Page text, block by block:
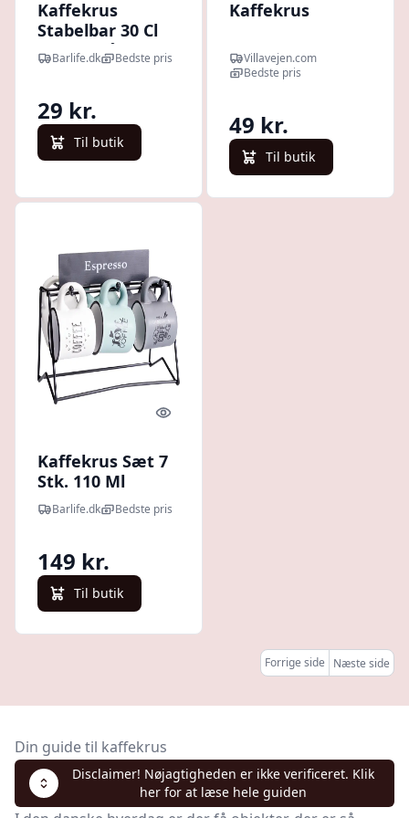
Kaffekrus
Stabelbar 30 Cl
Mørkegrå Pp-
plastik Bpa Fri
Barlife.dk Bedste pris
29 kr.
Til butik
Kaffekrus
Villavejen.com
Bedste pris
49 kr.
Til butik
Quick look
Kaffekrus Sæt 7
Stk. 110 Ml
Barlife.dk Bedste pris
149 kr.
Til butik
Forrige side Næste side
Din guide til kaffekrus
Disclaimer! Nøjagtigheden er ikke verificeret. Klik
her for at læse hele guiden